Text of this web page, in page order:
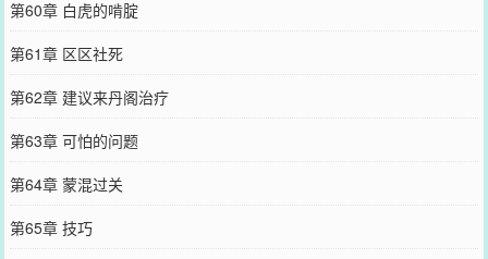
第60章 白虎的啃腚
第61章 区区社死
第62章 建议来丹阁治疗
第63章 可怕的问题
第64章 蒙混过关
第65章 技巧